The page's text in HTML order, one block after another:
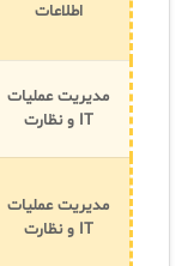
اطلاعات
مدیریت عملیات
IT و نظارت
مدیریت عملیات
IT و نظارت